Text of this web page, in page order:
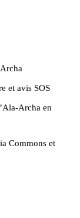
et avis SOS
Archa en
Commons et